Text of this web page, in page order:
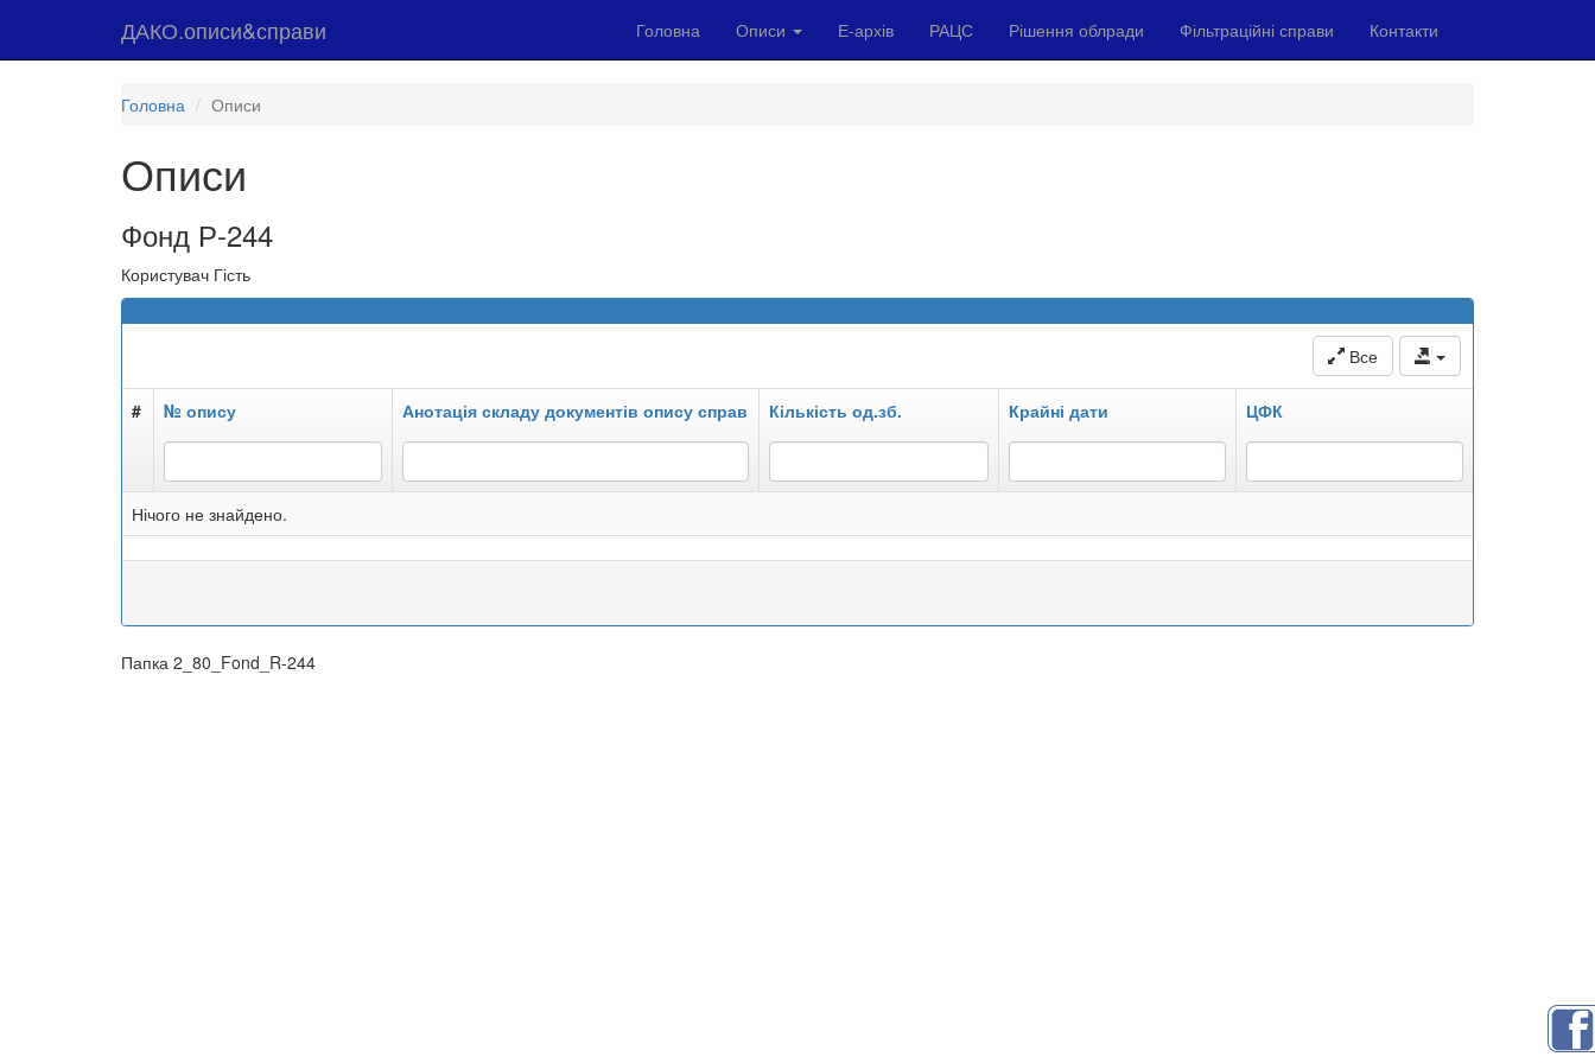
ДАКО.описи&справи Головна Описи Е-архів РАЦС Рішення облради Фільтраційні справи Контакти
Головна Описи
Описи
Фонд Р-244
Користувач Гість
Все
# № опису Анотація складу документів опису справ Кількість од.зб. Крайні дати ЦФК
Нічого не знайдено.
Папка 2_80_Fond_R-244